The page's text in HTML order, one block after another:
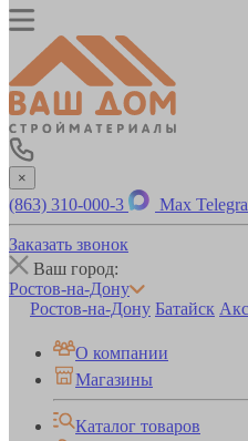
×
(863) 310-000-3 Max
Заказать звонок
Ваш город:
Ростов-на-Дону
Ростов-на-Дону Батайск
О компании
Магазины
Каталог товаров